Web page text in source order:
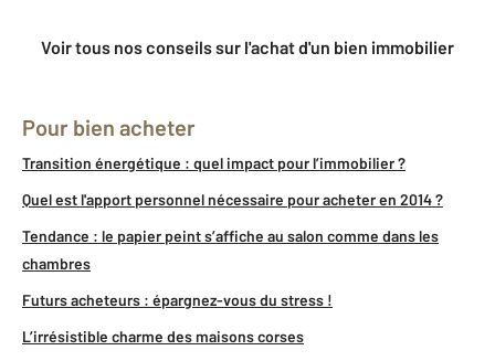
Voir tous nos conseils sur l'achat d'un bien immobilier
Pour bien acheter
Transition énergétique : quel impact pour l’immobilier ?
Quel est l'apport personnel nécessaire pour acheter en 2014 ?
Tendance : le papier peint s’affiche au salon comme dans les
chambres
Futurs acheteurs : épargnez-vous du stress !
L’irrésistible charme des maisons corses